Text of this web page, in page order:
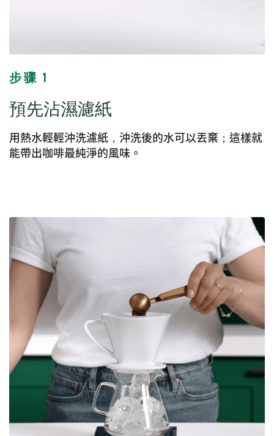
步骤 1
預先沾濕濾紙
用熱水輕輕沖洗濾紙，沖洗後的水可以丟棄；這樣就
能帶出咖啡最純淨的風味。